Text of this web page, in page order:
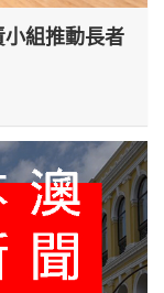
組推動長者